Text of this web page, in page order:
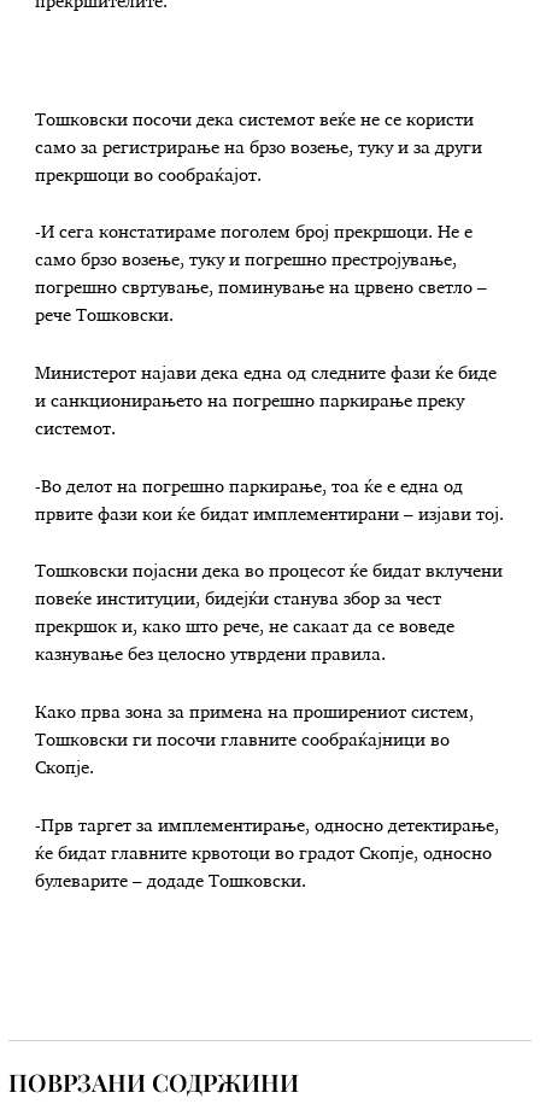
Тошковски посочи дека системот веќе не се користи
само за регистрирање на брзо возење, туку и за други
прекршоци во сообраќајот.
-И сега констатираме поголем број прекршоци. Не е
само брзо возење, туку и погрешно престројување,
погрешно свртување, поминување на црвено светло –
рече Тошковски.
Министерот најави дека една од следните фази ќе биде
и санкционирањето на погрешно паркирање преку
системот.
-Во делот на погрешно паркирање, тоа ќе е една од
првите фази кои ќе бидат имплементирани – изјави тој.
Тошковски појасни дека во процесот ќе бидат вклучени
повеќе институции, бидејќи станува збор за чест
прекршок и, како што рече, не сакаат да се воведе
казнување без целосно утврдени правила.
Како прва зона за примена на проширениот систем,
Тошковски ги посочи главните сообраќајници во
Скопје.
-Прв таргет за имплементирање, односно детектирање,
ќе бидат главните крвотоци во градот Скопје, односно
булеварите – додаде Тошковски.
ПОВРЗАНИ СОДРЖИНИ